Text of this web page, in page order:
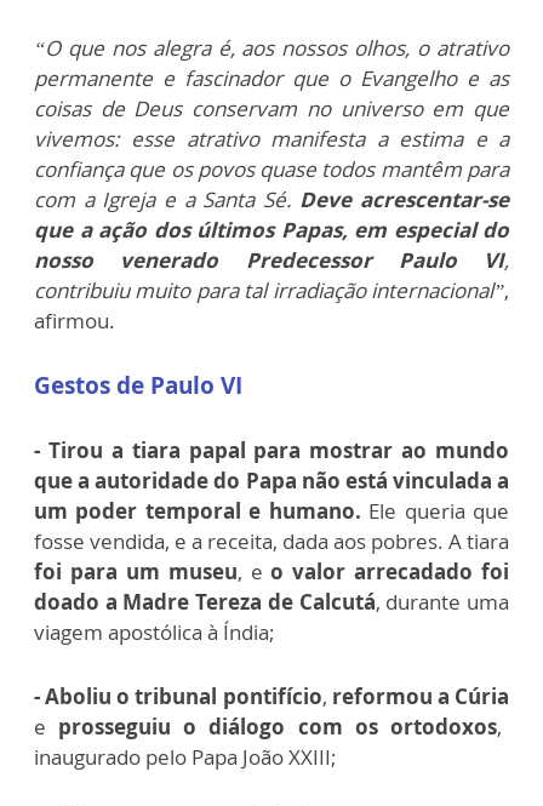
“O que nos alegra é, aos nossos olhos, o atrativo
permanente e fascinador que o Evangelho e as
coisas de Deus conservam no universo em que
vivemos: esse atrativo manifesta a estima e a
confiança que os povos quase todos mantêm para
com a Igreja e a Santa Sé. Deve acrescentar-se
que a ação dos últimos Papas, em especial do
nosso venerado Predecessor Paulo VI,
contribuiu muito para tal irradiação internacional”,
afirmou.
Gestos de Paulo VI
- Tirou a tiara papal para mostrar ao mundo
que a autoridade do Papa não está vinculada a
um poder temporal e humano. Ele queria que
fosse vendida, e a receita, dada aos pobres. A tiara
foi para um museu, e o valor arrecadado foi
doado a Madre Tereza de Calcutá, durante uma
viagem apostólica à Índia;
- Aboliu o tribunal pontifício, reformou a Cúria
e prosseguiu o diálogo com os ortodoxos,
inaugurado pelo Papa João XXIII;